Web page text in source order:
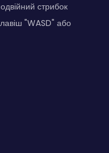
стрибок
"WASD" або